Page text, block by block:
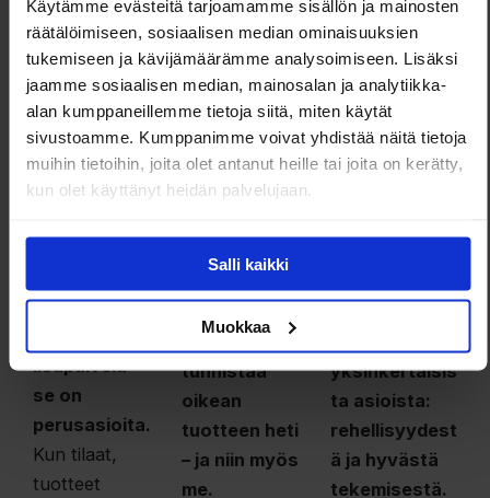
Käytämme evästeitä tarjoamamme sisällön ja mainosten
räätälöimiseen, sosiaalisen median ominaisuuksien
tukemiseen ja kävijämäärämme analysoimiseen. Lisäksi
jaamme sosiaalisen median, mainosalan ja analytiikka-
alan kumppaneillemme tietoja siitä, miten käytät
sivustoamme. Kumppanimme voivat yhdistää näitä tietoja
muihin tietoihin, joita olet antanut heille tai joita on kerätty,
kun olet käyttänyt heidän palvelujaan.
Salli kaikki
Muokkaa
vastaukset
ilman
monimutkaisuu
tta.
Miksi valita?
Nopeus
Nopeus ei ole
lisäpalvelu –
se on
perusasioita.
Kun tilaat,
tuotteet
Ammattil
aisuus
Ammattilainen
tunnistaa
oikean
tuotteen heti
– ja niin myös
me.
Luotetta
yksinkertaisis
ta asioista:
rehellisyydest
ä ja hyvästä
tekemisestä.